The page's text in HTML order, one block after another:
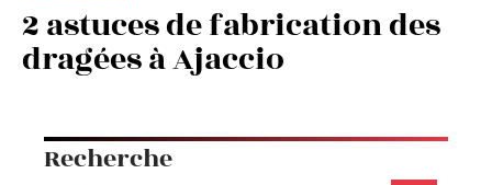
2 astuces de fabrication des
dragées à Ajaccio
Recherche